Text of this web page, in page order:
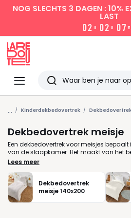
NOG SLECHTS 3 DAGEN : 10%
LAST
02 D 02 U 07 M
Menu
Redoute
Zoeken
Laatst
bekeken
... Kinderdekbedovertrek
Dekbedovertrek meisje
Een dekbedovertrek voor meisjes
van de slaapkamer. Het maakt van het
waar je dochter ’s avonds tot rust komt
La Redoute vind je dekbedovertrekken die
elk moment, van speels tot rustig, zodat
bij jouw meisje en jullie huis past. Let bij je
dagelijks gebruik prettig is. Katoen voelt
onderhoud. Flanel is fijn in koudere
Lees meer
Dekbedovertrek
meisje 140x200